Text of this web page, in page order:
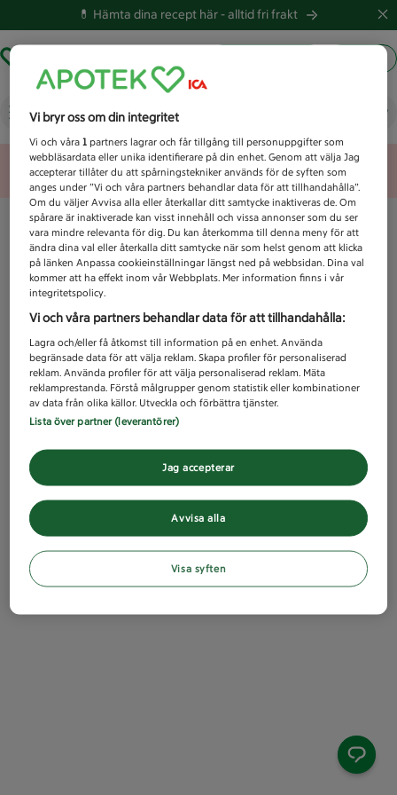
💊 Hämta dina recept här -alltid fri frakt
Vad letar du efter idag?
Unknown error
Vi bryr oss om din integritet
Vi och våra1 partners lagrar och får tillgång till personuppgifter som
webbläsardata eller unika identifierare på din enhet. Genom att välja Jag
accepterar tillåter du att spårningstekniker används för de syften som
anges under ”Vi och våra partners behandlar data för att tillhandahålla”.
Om du väljer Avvisa alla eller återkallar ditt samtycke inaktiveras de. Om
spårare är inaktiverade kan visst innehåll och vissa annonser som du ser
vara mindre relevanta för dig. Du kan återkomma till denna meny för att
ändra dina val eller återkalla ditt samtycke när som helst genom att klicka
på länken Anpassa cookieinställningar längst ned på webbsidan. Dina val
kommer att ha effekt inom vår Webbplats. Mer information finns i vår
integritetspolicy.
Vi och våra partners behandlar data för att tillhandahålla:
Lagra och/eller få åtkomst till information på en enhet. Använda
begränsade data för att välja reklam. Skapa profiler för personaliserad
reklam. Använda profiler för att välja personaliserad reklam. Mäta
reklamprestanda. Förstå målgrupper genom statistik eller kombinationer
av data från olika källor. Utveckla och förbättra tjänster.
Lista över partner (leverantörer)
Avvisa alla
Jag accepterar
Visa syften